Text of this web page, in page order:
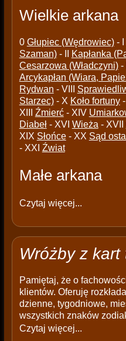
Wielkie arkana
0 Głupiec (Wędrowiec)- I
Szaman)- II Kapłanka
Cesarzowa (Władczyni)-
Arcykapłan (Wiara,
Rydwan - VIII
Starzec)- X Koło fortuny-
XIII Źmierć- XIV
Diabeł- XVI Wieża - XVII
XIX Słońce- XX Sąd
- XXI Źwiat
Małe arkana
Czytaj więcej...
Wróżby z kart
Pamiętaj, że o
klientów. Oferuję
dzienne, tygodniowe,
wszystkich znaków
Czytaj więcej...